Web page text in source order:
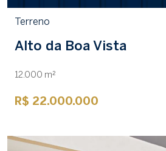
Terreno
Alto da Boa Vista
12.000 m²
R$ 22.000.000